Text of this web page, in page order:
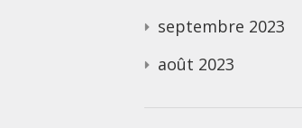
septembre 2023
août 2023